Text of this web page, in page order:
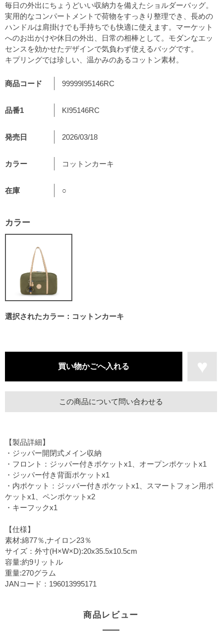
商品コード 99999I95146RC
品番1 KI95146RC
発売日 2026/03/18
カラー コットンカーキ
在庫 ○
カラー
選択されたカラー：コットンカーキ
この商品について問い合わせる
毎日の外出にちょうどいい収納力を備えたショルダーバッグ。
実用的なコンパートメントで荷物をすっきり整理でき、長めの
ハンドルは肩掛けでも手持ちでも快適に使えます。マーケット
へのお出かけや休日の外出、日常の相棒として。モダンなエッ
センスを効かせたデザインで気負わず使えるバッグです。
キプリングでは珍しい、温かみのあるコットン素材。
【製品詳細】
・ジッパー開閉式メイン収納
・フロント：ジッパー付きポケットx1、オープンポケットx1
・ジッパー付き背面ポケットx1
・内ポケット：ジッパー付きポケットx1、スマートフォン用ポ
ケットx1、ペンポケットx2
・キーフックx1
【仕様】
素材:綿77％,ナイロン23％
サイズ：外寸(H×W×D):20x35.5x10.5cm
容量:約9リットル
重量:270グラム
JANコード：196013995171
商品レビュー